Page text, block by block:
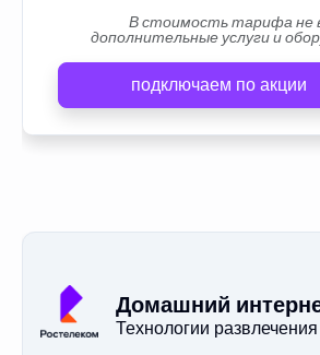
В стоимость тарифа не
дополнительные услуги и
подключаем по акции
Домашний
Технологии развлечения